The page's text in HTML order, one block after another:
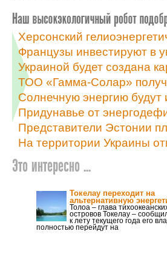
Херсонский
Французы инвестируют в
Украиной будет создана
ТОО «Гамма-Солар»
Солнечную энергию будут
Придунавье от
Представители Эстонии
На территории Украины
Это интересно ...
Токелау переходит на
альтернативную
Толоа – глава
островов Токелау –
к лету текущего года его
полностью перейдут на